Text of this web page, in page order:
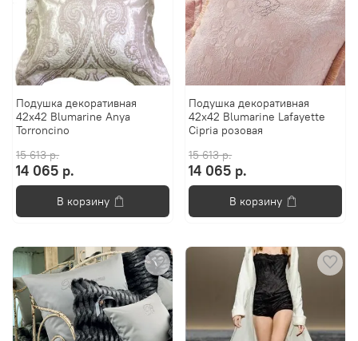
Подушка декоративная
42х42 Blumarine Anya
Torroncino
15 613 р.
14 065 р.
В корзину
Подушка декоративная
42х42 Blumarine Lafayette
Cipria розовая
15 613 р.
14 065 р.
В корзину